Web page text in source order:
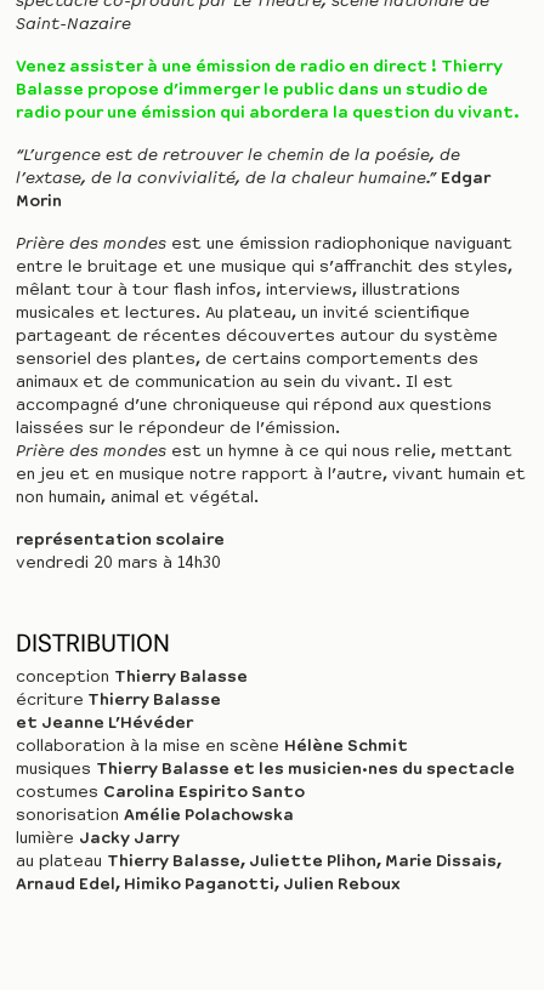
DISTRIBUTION
conception
Thierry Balasse
écriture Thierry Balasse
et Jeanne L’Hévéder
collaboration à la mise en scène Hélène Schmit
musiques
Thierry Balasse et les musicien·nes du spectacle
costumes Carolina Espirito Santo
sonorisation Amélie Polachowska
lumière Jacky Jarry
au plateau
Thierry Balasse, Juliette Plihon, Marie Dissais,
Arnaud Edel, Himiko Paganotti, Julien Reboux
spectacle co-produit par Le Théâtre, scène nationale de
Saint-Nazaire
Venez assister à une émission de radio en direct ! Thierry
Balasse propose d’immerger le public dans un studio de
radio pour une émission qui abordera la question du vivant.
“L’urgence est de retrouver le chemin de la poésie, de
l’extase, de la convivialité, de la chaleur humaine.” Edgar
Morin
Prière des mondesest une émission radiophonique naviguant
entre le bruitage et une musique qui s’affranchit des styles,
mêlant tour à tour flash infos, interviews, illustrations
musicales et lectures. Au plateau, un invité scientifique
partageant de récentes découvertes autour du système
sensoriel des plantes, de certains comportements des
animaux et de communication au sein du vivant. Il est
accompagné d’une chroniqueuse qui répond aux questions
laissées sur le répondeur de l’émission.
Prière des mondesest un hymne à ce qui nous relie, mettant
en jeu et en musique notre rapport à l’autre, vivant humain et
non humain, animal et végétal.
représentation scolaire
vendredi 20 mars à 14h30